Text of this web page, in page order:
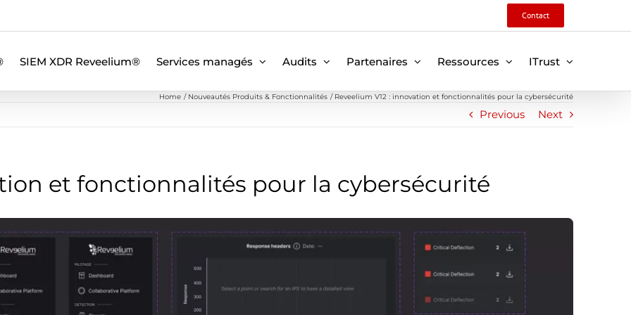
Contact
SIEM XDR Reveelium® Services managés Audits Partenaires Ressources ITrust
Home Nouveautés Produits & Fonctionnalités Reveelium V12 : innovation et fonctionnalités pour la cybersécurité
Previous Next
et fonctionnalités pour la cybersécurité